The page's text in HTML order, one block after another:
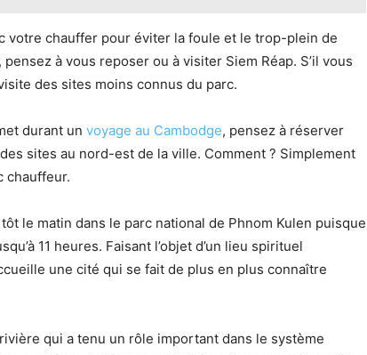
votre chauffer pour éviter la foule et le trop-plein de
à vous reposer ou à visiter Siem Réap. S’il vous
des sites moins connus du parc.
durant un voyage au Cambodge, pensez à réserver
sites au nord-est de la ville. Comment ? Simplement
chauffeur.
le matin dans le parc national de Phnom Kulen puisque
11 heures. Faisant l’objet d’un lieu spirituel
une cité qui se fait de plus en plus connaître
qui a tenu un rôle important dans le système